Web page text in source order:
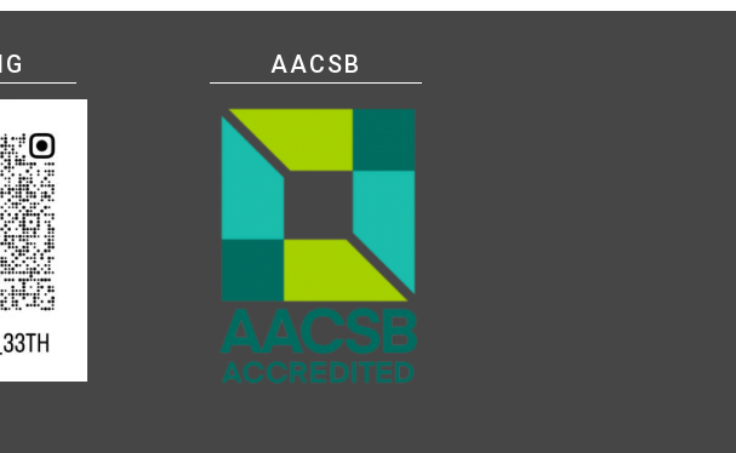
）教授/研究員、安全架構師、資訊倫理
AACSB